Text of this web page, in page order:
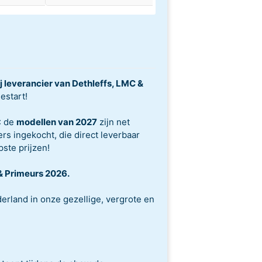
leverancier van Dethleffs, LMC &
de modellen van 2027 zijn net
ingekocht, die direct leverbaar
prijzen!
Primeurs 2026.
in onze gezellige, vergrote en